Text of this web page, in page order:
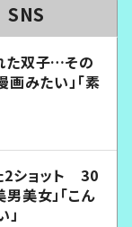
SNS
た双子…その
みたい」「素
2ショット 30
美女」「こん